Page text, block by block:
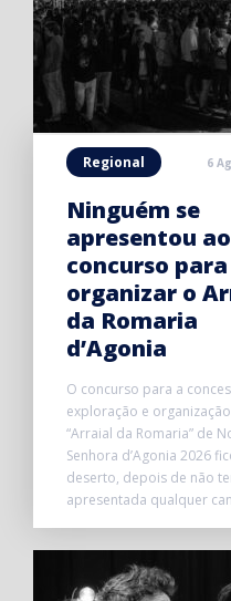
Regional 6
Ninguém se
apresentou ao
concurso para
organizar o
da Romaria
d’Agonia
O concurso para a
exploração e
“Arraial da Romaria” de
Senhora d’Agonia 2026
deserto, depois de não
apresentada qualquer